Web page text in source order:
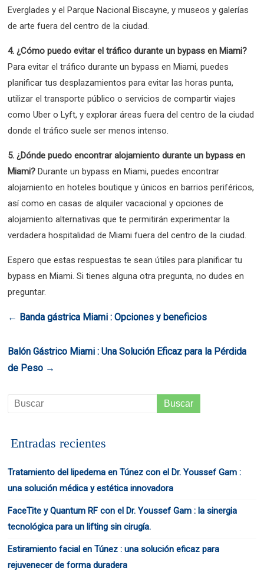
Everglades y el Parque Nacional Biscayne, y museos y galerías
de arte fuera del centro de la ciudad.
4. ¿Cómo puedo evitar el tráfico durante un bypass en Miami?
Para evitar el tráfico durante un bypass en Miami, puedes
planificar tus desplazamientos para evitar las horas punta,
utilizar el transporte público o servicios de compartir viajes
como Uber o Lyft, y explorar áreas fuera del centro de la ciudad
donde el tráfico suele ser menos intenso.
5. ¿Dónde puedo encontrar alojamiento durante un bypass en
Miami? Durante un bypass en Miami, puedes encontrar
alojamiento en hoteles boutique y únicos en barrios periféricos,
así como en casas de alquiler vacacional y opciones de
alojamiento alternativas que te permitirán experimentar la
verdadera hospitalidad de Miami fuera del centro de la ciudad.
Espero que estas respuestas te sean útiles para planificar tu
bypass en Miami. Si tienes alguna otra pregunta, no dudes en
preguntar.
← Banda gástrica Miami : Opciones y beneficios
Balón Gástrico Miami : Una Solución Eficaz para la Pérdida
de Peso →
Entradas recientes
Tratamiento del lipedema en Túnez con el Dr. Youssef Gam :
una solución médica y estética innovadora
FaceTite y Quantum RF con el Dr. Youssef Gam : la sinergia
tecnológica para un lifting sin cirugía.
Estiramiento facial en Túnez : una solución eficaz para
rejuvenecer de forma duradera